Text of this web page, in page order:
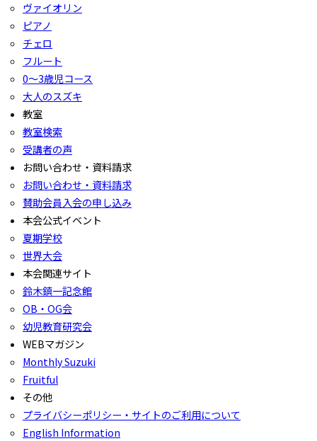
ヴァイオリン
ピアノ
チェロ
フルート
0〜3歳児コース
大人のスズキ
教室
教室検索
受講者の声
お問い合わせ・資料請求
お問い合わせ・資料請求
賛助会員入会の申し込み
本会公式イベント
夏期学校
世界大会
本会関連サイト
鈴木鎮一記念館
OB・OG会
幼児教育研究会
WEBマガジン
Monthly Suzuki
Fruitful
その他
プライバシーポリシー・サイトのご利用について
English Information